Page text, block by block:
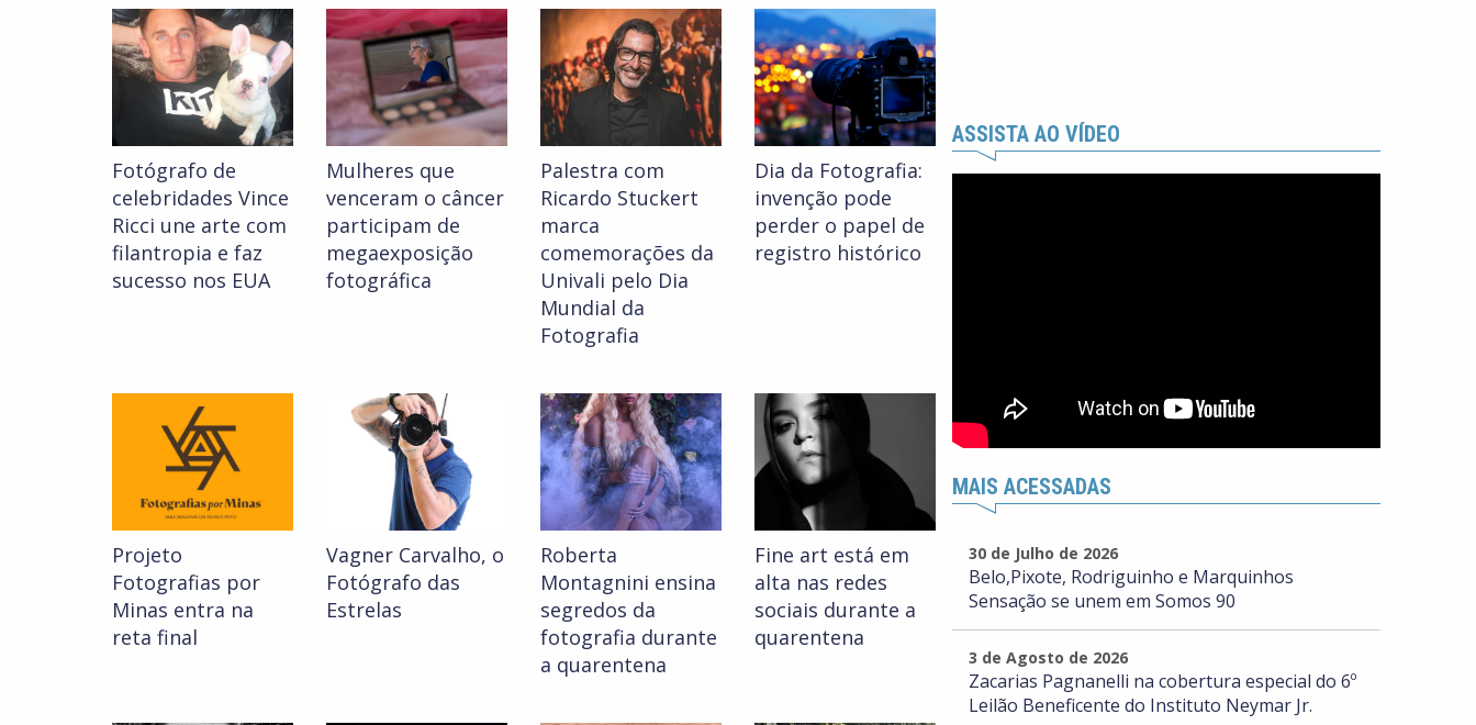
Fotógrafo de
celebridades Vince
Ricci une arte com
filantropia e faz
sucesso nos EUA
Mulheres que
venceram o câncer
participam de
megaexposição
fotográfica
Palestra com
Ricardo Stuckert
marca
comemorações da
Univali pelo Dia
Mundial da
Fotografia
Dia da Fotografia:
invenção pode
perder o papel de
registro histórico
Projeto
Fotografias por
Minas entra na
reta final
Vagner Carvalho, o
Fotógrafo das
Estrelas
Roberta
Montagnini ensina
segredos da
fotografia durante
a quarentena
Fine art está em
alta nas redes
sociais durante a
quarentena
ASSISTA AO VÍDEO
MAIS ACESSADAS
30 de Julho de 2026
Belo,Pixote, Rodriguinho e Marquinhos
Sensação se unem em Somos 90
3 de Agosto de 2026
Zacarias Pagnanelli na cobertura especial do 6º
Leilão Beneficente do Instituto Neymar Jr.